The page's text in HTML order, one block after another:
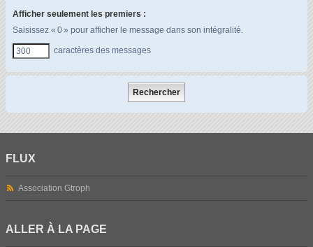
Afficher seulement les premiers :
Saisissez « 0 » pour afficher le message dans son intégralité.
caractères des messages
FLUX
Association Gtroph
ALLER À LA PAGE